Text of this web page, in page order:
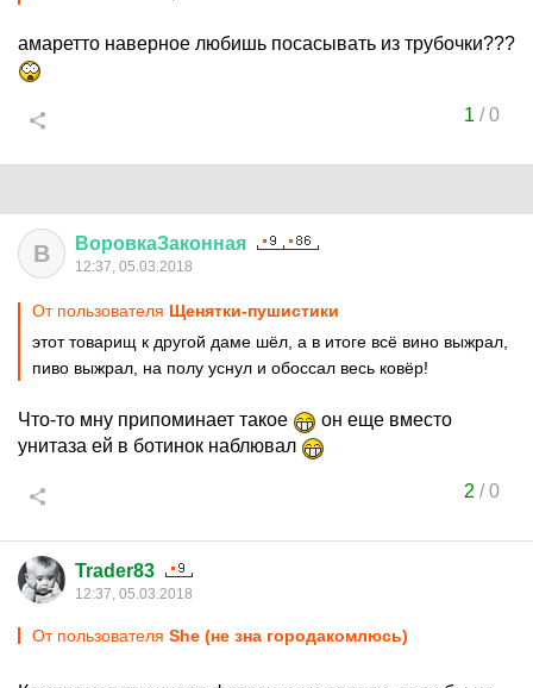
амаретто наверное любишь посасывать из трубочки???
1 /0
В ВоровкаЗаконная
12:37, 05.03.2018
От пользователя Щенятки-пушистики
этот товарищ к другой даме шёл, а в итоге всё вино выжрал,
пиво выжрал, на полу уснул и обоссал весь ковёр!
Что-то мну припоминает такое
он еще вместо
унитаза ей в ботинок наблювал
2 /0
Trader83
12:37, 05.03.2018
От пользователя She (не зна городакомлюсь)